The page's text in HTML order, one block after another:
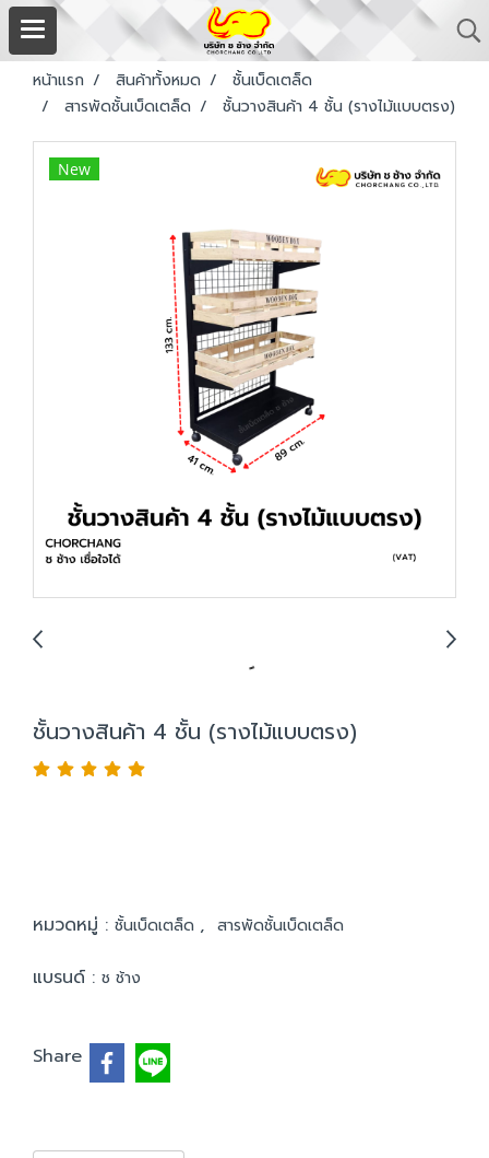
หน้าแรก สินค้าทั้งหมด
ชั้นเบ็ดเตล็ด
สารพัดชั้นเบ็ดเตล็ด
ชั้นวางสินค้า 4 ชั้น (รางไม้แบบตรง)
New
ชั้นวางสินค้า 4 ชั้น (รางไม้แบบตรง)
หมวดหมู่ : ชั้นเบ็ดเตล็ด , สารพัดชั้นเบ็ดเตล็ด
แบรนด์ : ช ช้าง
Share